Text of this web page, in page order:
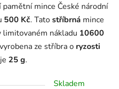
pamětní mince České národní
500 Kč. Tatostříbrná mince
limitovaném nákladu 10600
ze stříbra o ryzosti
25 g.
Skladem